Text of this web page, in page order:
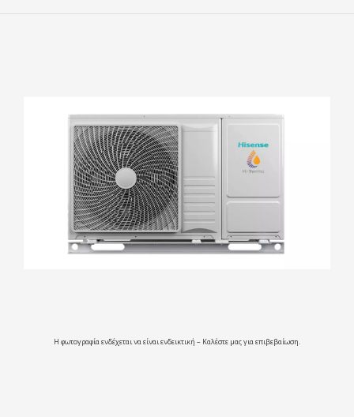
Η φωτογραφία ενδέχεται να είναι ενδεικτική – Καλέστε μας για επιβεβαίωση.